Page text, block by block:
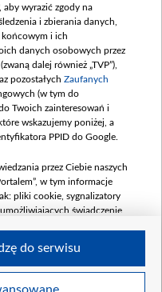
październik 350
PLN
2025
PLN
2026 (wpłata
mln, 8
PLN
aby wyrazić zgody na
i zbierania danych,
i ich
danych osobowych przez
dalej również „TVP”),
pozostałych Zaufanych
(w tym do
Twoich zainteresowań i
wskazujemy poniżej, a
PPID do Google.
przez Ciebie naszych
w tym informacje
pliki cookie, sygnalizatory
świadczenie
przez Ciebie
do serwisu